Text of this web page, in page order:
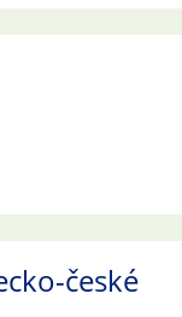
české